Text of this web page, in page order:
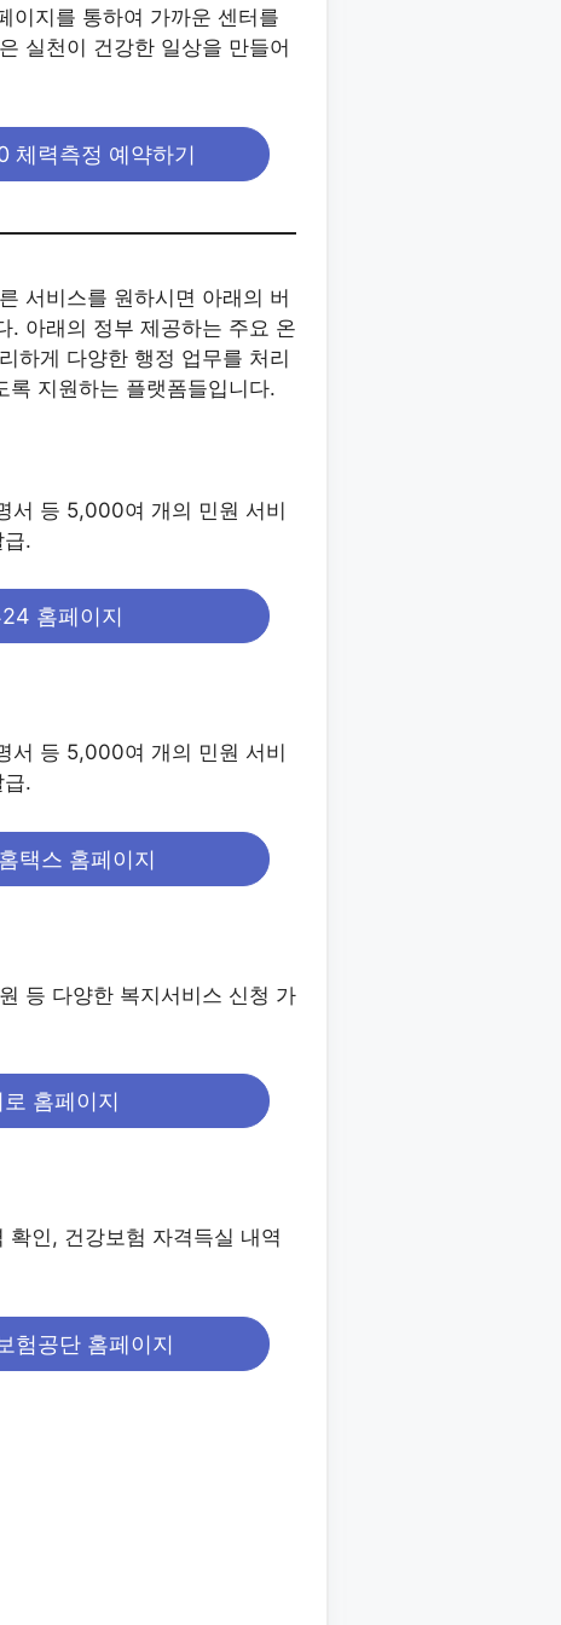
이지를 통하여 가까운 센터를
실천이 건강한 일상을 만들어
체력측정 예약하기
서비스를 원하시면 아래의 버
. 아래의 정부 제공하는 주요 온
하게 다양한 행정 업무를 처리
지원하는 플랫폼들입니다.
서 등 5,000여 개의 민원 서비
.
홈페이지
서 등 5,000여 개의 민원 서비
.
택스 홈페이지
등 다양한 복지서비스 신청 가
홈페이지
확인, 건강보험 자격득실 내역
험공단 홈페이지